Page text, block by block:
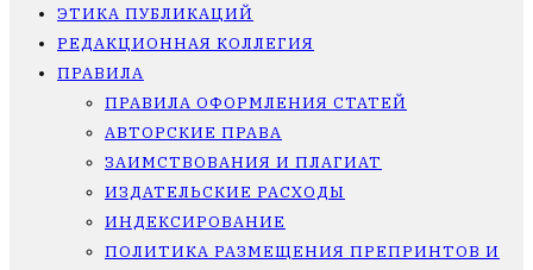
ЭТИКА ПУБЛИКАЦИЙ
РЕДАКЦИОННАЯ КОЛЛЕГИЯ
ПРАВИЛА
ПРАВИЛА ОФОРМЛЕНИЯ СТАТЕЙ
АВТОРСКИЕ ПРАВА
ЗАИМСТВОВАНИЯ И ПЛАГИАТ
ИЗДАТЕЛЬСКИЕ РАСХОДЫ
ИНДЕКСИРОВАНИЕ
ПОЛИТИКА РАЗМЕЩЕНИЯ ПРЕПРИНТОВ И